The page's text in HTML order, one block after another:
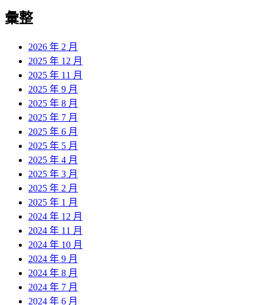
彙整
2026 年 2 月
2025 年 12 月
2025 年 11 月
2025 年 9 月
2025 年 8 月
2025 年 7 月
2025 年 6 月
2025 年 5 月
2025 年 4 月
2025 年 3 月
2025 年 2 月
2025 年 1 月
2024 年 12 月
2024 年 11 月
2024 年 10 月
2024 年 9 月
2024 年 8 月
2024 年 7 月
2024 年 6 月